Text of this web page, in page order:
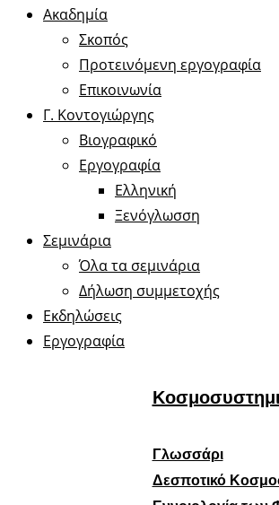
Ακαδημία
Σκοπός
Προτεινόμενη εργογραφία
Επικοινωνία
Γ. Κοντογιώργης
Βιογραφικό
Εργογραφία
Ελληνική
Ξενόγλωσση
Σεμινάρια
Όλα τα σεμινάρια
Δήλωση συμμετοχής
Εκδηλώσεις
Εργογραφία
Γλωσσάρι
Δεσποτικό